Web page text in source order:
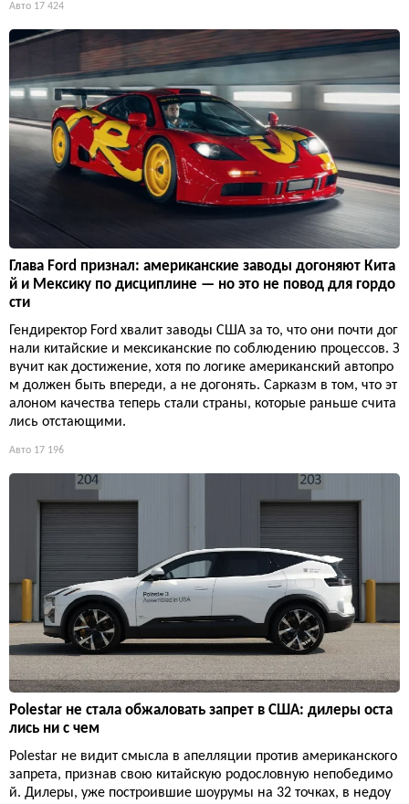
Авто 17 424
Глава Ford признал: американские заводы догоняют Кита
й и Мексику по дисциплине — но это не повод для гордо
сти
Гендиректор Ford хвалит заводы США за то, что они почти дог
нали китайские и мексиканские по соблюдению процессов. З
вучит как достижение, хотя по логике американский автопро
м должен быть впереди, а не догонять. Сарказм в том, что эт
алоном качества теперь стали страны, которые раньше счита
лись отстающими.
Авто 17 196
Polestar не стала обжаловать запрет в США: дилеры оста
лись ни с чем
Polestar не видит смысла в апелляции против американского
запрета, признав свою китайскую родословную непобедимо
й. Дилеры, уже построившие шоурумы на 32 точках, в недоу